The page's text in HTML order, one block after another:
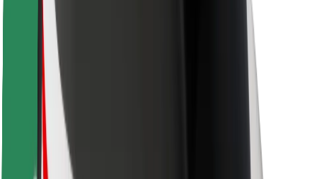
Safety Lab
Ciudades
Dónde estamos
Soluciones para las ciudades